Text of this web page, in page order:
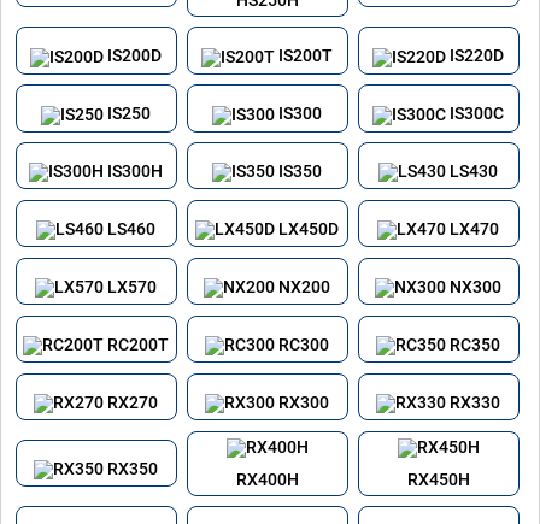
IS200D IS200T IS220D
IS250 IS300 IS300C
IS300H IS350 LS430
LS460 LX450D LX470
LX570 NX200 NX300
RC200T RC300 RC350
RX270 RX300 RX330
RX350
RX400H RX450H